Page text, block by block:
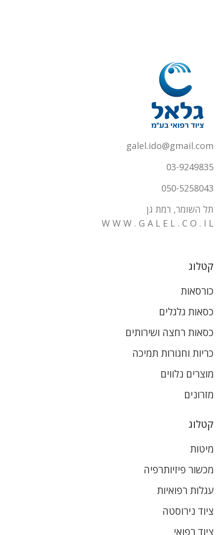
galel.ido@gmail.com
03-9249835
050-5258043
תל השומר, רמת גן
W W W . G A L E L . C O . I L
קטלוג
כורסאות
כסאות גלגלים
כסאות רחצה ושירותים
כריות וחגורות תמיכה
מוצרים נלווים
מזרונים
קטלוג
מיטות
מכשור פיזיותרפיה
עגלות רפואיות
ציוד נירוסטה
ציוד רפואי